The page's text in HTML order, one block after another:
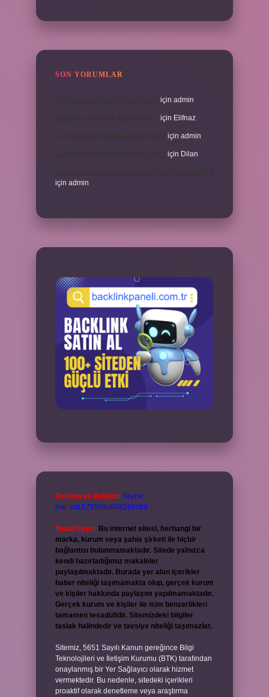
SON YORUMLAR
için admin
için Elifnaz
için admin
için Dilan
için admin
Reklam ve İletişim: Skype:
live:.cid.575569c608265c69
Yasal Uyarı: Bu internet sitesi, herhangi bir
marka, kurum veya şahıs şirketi ile hiçbir
bağlantısı bulunmamaktadır. Sitede yalnızca
kendi hazırladığımız makaleler
paylaşılmaktadır. Burada yer alan içerikler
haber niteliği taşımamakta olup, gerçek kurum
ve kişiler hakkında paylaşım yapılmamaktadır.
Gerçek kurum ve kişiler ile isim benzerlikleri
tamamen tesadüfidir. Sitemizdeki bilgiler
taslak halindedir ve tavsiye niteliği taşımazlar.
Sitemiz, 5651 Sayılı Kanun gereğince Bilgi
Teknolojileri ve İletişim Kurumu (BTK) tarafından
onaylanmış bir Yer Sağlayıcı olarak hizmet
vermektedir. Bu nedenle, sitedeki içerikleri
proaktif olarak denetleme veya araştırma